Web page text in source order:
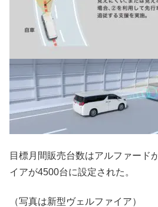
目標月間販売台数はアルファード
イアが4500台に設定された。
（写真は新型ヴェルファイア）